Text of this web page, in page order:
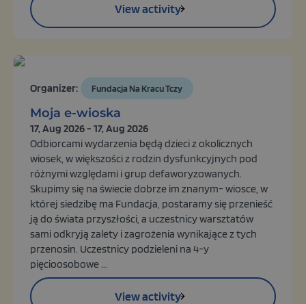
View activity
Organizer: Fundacja Na Kracu Tczy
Moja e-wioska
17, Aug 2026 - 17, Aug 2026
Odbiorcami wydarzenia będą dzieci z okolicznych
wiosek, w większości z rodzin dysfunkcyjnych pod
różnymi względami i grup defaworyzowanych.
Skupimy się na świecie dobrze im znanym- wiosce, w
której siedzibę ma Fundacja, postaramy się przenieść
ją do świata przyszłości, a uczestnicy warsztatów
sami odkryją zalety i zagrożenia wynikające z tych
przenosin. Uczestnicy podzieleni na 4-y
pięcioosobowe ...
View activity